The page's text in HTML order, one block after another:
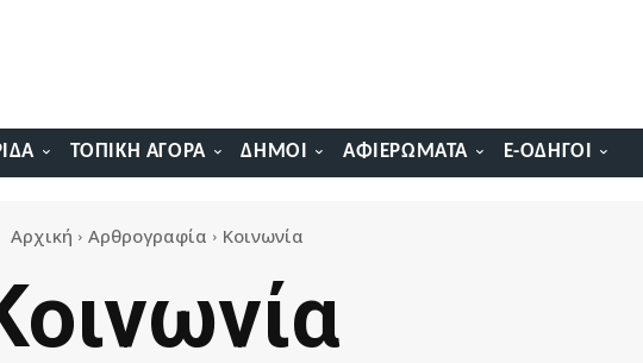
ΤΟΠΙΚΉ ΑΓΟΡΆ ΔΉΜΟΙ ΑΦΙΕΡΏΜΑΤΑ E-ΟΔΗΓΟΊ
Αρχική Αρθρογραφία Κοινωνία